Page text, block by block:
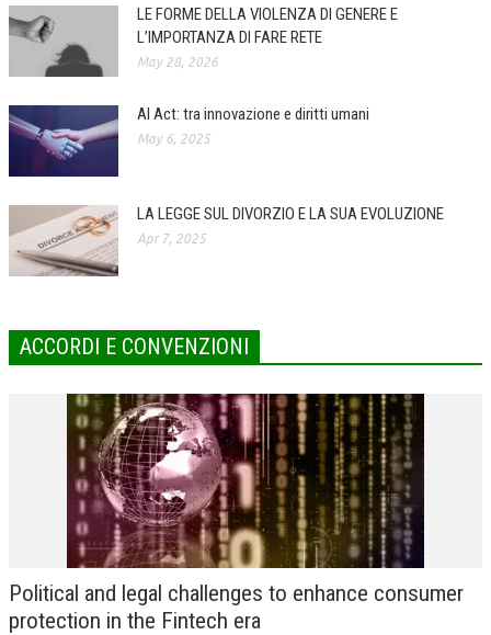
AUTORI
COLLABORA CON NOI
CORPORATE SOCIAL RESPONSIBILITY
INTERNAZIONALIZZAZIONE
HUMAN RESOURCES
MARKETING
RISK MANAGEMENT
SVILUPPO SOSTENIBILE
PERSONA E CITTÀ
L’UMANISTA
DIRITTO PENALE D’IMPRESA
LE FORME DELLA VIOLENZA DI GENERE E
L’IMPORTANZA DI FARE RETE
May 28, 2026
AI Act: tra innovazione e diritti umani
May 6, 2025
LA LEGGE SUL DIVORZIO E LA SUA EVOLUZIONE
Apr 7, 2025
ACCORDI E CONVENZIONI
Political and legal challenges to enhance consumer
protection in the Fintech era